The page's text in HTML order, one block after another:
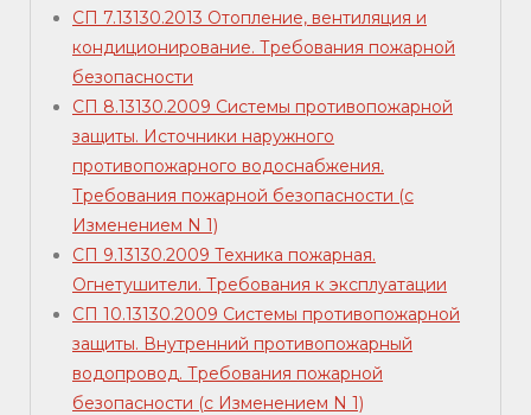
СП 7.13130.2013 Отопление, вентиляция и
кондиционирование. Требования пожарной
безопасности
СП 8.13130.2009 Системы противопожарной
защиты. Источники наружного
противопожарного водоснабжения.
Требования пожарной безопасности (с
Изменением N 1)
СП 9.13130.2009 Техника пожарная.
Огнетушители. Требования к эксплуатации
СП 10.13130.2009 Системы противопожарной
защиты. Внутренний противопожарный
водопровод. Требования пожарной
безопасности (с Изменением N 1)